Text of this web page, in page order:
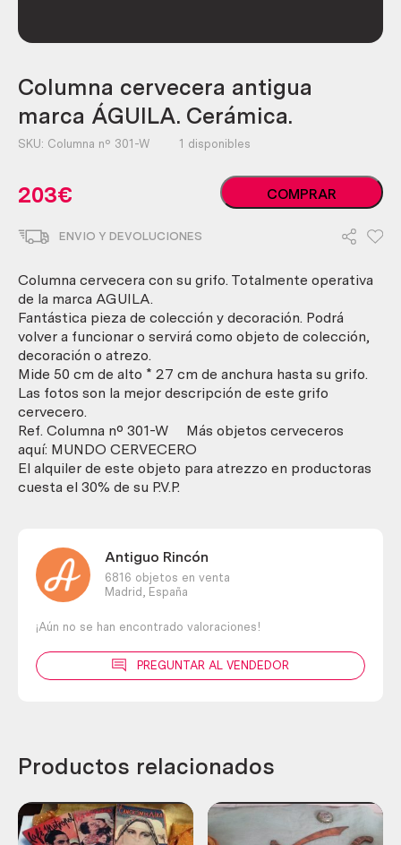
Columna cervecera antigua
marca ÁGUILA. Cerámica.
SKU: Columna nº 301-W 1 disponibles
203€
Columna
cervecera
Cerámica.
COMPRAR
ENVIO Y DEVOLUCIONES
Columna cervecera con su grifo. Totalmente operativa
de la marca AGUILA.
Fantástica pieza de colección y decoración. Podrá
volver a funcionar o servirá como objeto de colección,
decoración o atrezo.
Mide 50 cm de alto * 27 cm de anchura hasta su grifo.
Las fotos son la mejor descripción de este grifo
cervecero.
Ref. Columna nº 301-W Más objetos cerveceros
aquí: MUNDO CERVECERO
El alquiler de este objeto para atrezzo en productoras
cuesta el 30% de su P.V.P.
Antiguo Rincón
6816 objetos en venta
Madrid,
España
¡Aún no se han encontrado valoraciones!
PREGUNTAR AL VENDEDOR
Productos relacionados